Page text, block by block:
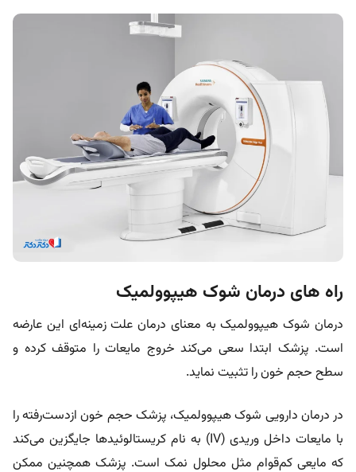
راه های درمان شوک هیپوولمیک
درمان شوک هیپوولمیک به معنای درمان علت زمینه‌ای این عارضه
است. پزشک ابتدا سعی می‌کند خروج مایعات را متوقف کرده و
سطح حجم خون را تثبیت نماید.
در درمان دارویی شوک هیپوولمیک، پزشک حجم خون از‌دست‌رفته را
با مایعات داخل وریدی (IV) به نام کریستالوئیدها جایگزین می‌کند
که مایعی کم‌قوام مثل محلول نمک است. پزشک همچنین ممکن